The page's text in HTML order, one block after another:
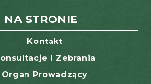
NA STRONIE
Kontakt
I Zebrania
Organ Prowadzący